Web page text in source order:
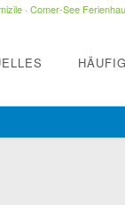
· Comer-See